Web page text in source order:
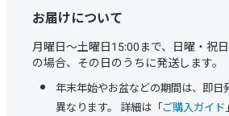
お届けについて
月曜日～土曜日15:00まで、日曜・祝
の場合、その日のうちに発送します。
年末年始やお盆などの期間は、即日
異なります。 詳細は「ご購入ガイド